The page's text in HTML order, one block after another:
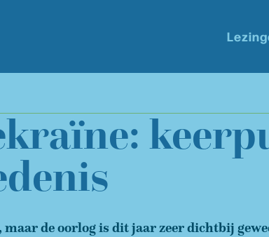
maar de oorlog is dit jaar zeer dichtbij